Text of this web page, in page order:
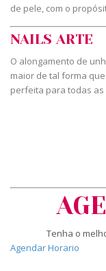
de pele, com o
NAILS ARTE
O alongamento de
maior de tal forma
perfeita para todas
Tenha o
Agendar Horario